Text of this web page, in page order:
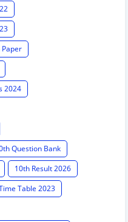
2024
Question Bank
10th Result 2026
Table 2023